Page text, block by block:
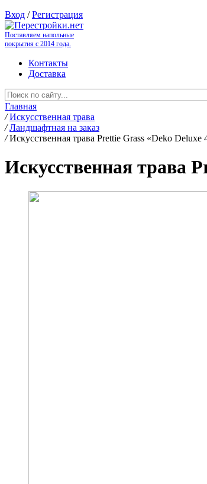
Вход /Регистрация
Поставляем напольные
покрытия с 2014 года.
Контакты
Доставка
Главная
/ Искусственная трава
/ Ландшафтная на заказ
/ Искусственная трава Prettie Grass «Deko
Искусственная трава